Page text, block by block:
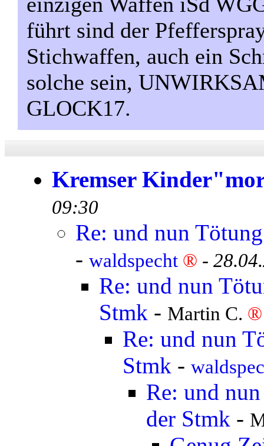
führt sind der
Stichwaffen, auch ein
solche sein,
GLOCK17.
Kremser
09:30
Re: und nun
- waldspecht ® -
Re: und nun
Stmk - Martin C. ®
Re: und nun
Stmk -
Re: und
der Stmk -